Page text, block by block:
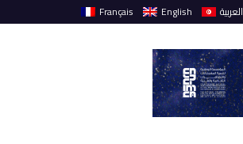
Français English العربية